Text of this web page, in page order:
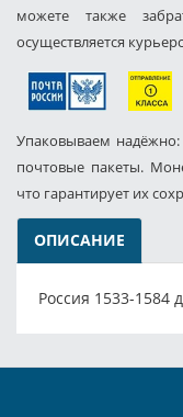
можете также
осуществляется
Упаковываем
почтовые пакеты.
что гарантирует их
ОПИСАНИЕ
Россия 1533-1584